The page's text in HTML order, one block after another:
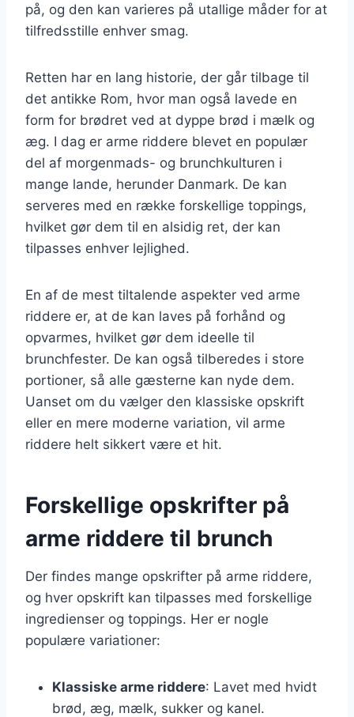
på, og den kan varieres på utallige måder for at
tilfredsstille enhver smag.
Retten har en lang historie, der går tilbage til
det antikke Rom, hvor man også lavede en
form for brødret ved at dyppe brød i mælk og
æg. I dag er arme riddere blevet en populær
del af morgenmads- og brunchkulturen i
mange lande, herunder Danmark. De kan
serveres med en række forskellige toppings,
hvilket gør dem til en alsidig ret, der kan
tilpasses enhver lejlighed.
En af de mest tiltalende aspekter ved arme
riddere er, at de kan laves på forhånd og
opvarmes, hvilket gør dem ideelle til
brunchfester. De kan også tilberedes i store
portioner, så alle gæsterne kan nyde dem.
Uanset om du vælger den klassiske opskrift
eller en mere moderne variation, vil arme
riddere helt sikkert være et hit.
Forskellige opskrifter på
arme riddere til brunch
Der findes mange opskrifter på arme riddere,
og hver opskrift kan tilpasses med forskellige
ingredienser og toppings. Her er nogle
populære variationer:
Klassiske arme riddere: Lavet med hvidt
brød, æg, mælk, sukker og kanel.